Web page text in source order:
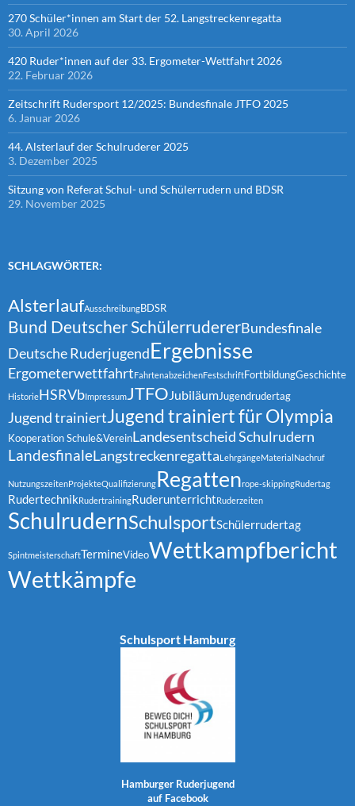
270 Schüler*innen am Start der 52. Langstreckenregatta
30. April 2026
420 Ruder*innen auf der 33. Ergometer-Wettfahrt 2026
22. Februar 2026
Zeitschrift Rudersport 12/2025: Bundesfinale JTFO 2025
6. Januar 2026
44. Alsterlauf der Schulruderer 2025
3. Dezember 2025
Sitzung von Referat Schul- und Schülerrudern und BDSR
29. November 2025
SCHLAGWÖRTER:
AlsterlaufAusschreibungBDSR
Bund Deutscher SchülerrudererBundesfinale
Deutsche RuderjugendErgebnisse
ErgometerwettfahrtFahrtenabzeichenFestschriftFortbildungGeschichte
HistorieHSRVbImpressumJTFOJubiläumJugendrudertag
Jugend trainiertJugend trainiert für Olympia
Kooperation Schule&VereinLandesentscheid Schulrudern
LandesfinaleLangstreckenregattaLehrgängeMaterial Nachruf
NutzungszeitenProjekteQualifizierungRegattenrope-skippingRudertag
RudertechnikRudertrainingRuderunterrichtRuderzeiten
SchulrudernSchulsportSchülerrudertag
SpintmeisterschaftTermineVideoWettkampfbericht
Wettkämpfe
Schulsport Hamburg
Hamburger Ruderjugend
auf Facebook